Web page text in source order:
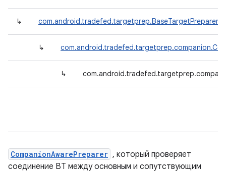
↳ com.android.tradefed.targetprep.BaseTargetPreparer
↳
↳
CompanionAwarePreparer , который проверяет
соединение BT между основным и сопутствующим